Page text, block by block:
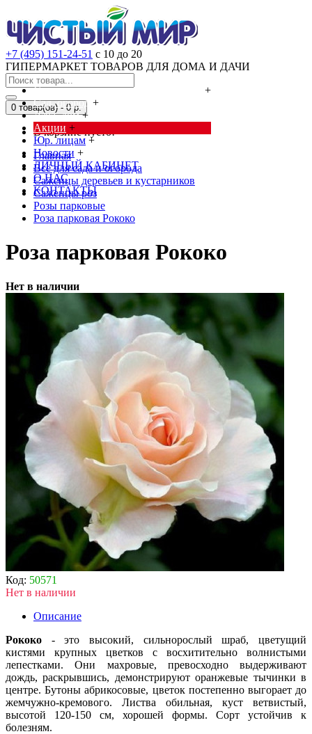
+7 (495) 151-24-51 с 10 до 20
ГИПЕРМАРКЕТ ТОВАРОВ ДЛЯ ДОМА И ДАЧИ
Cредства от насекомых и грызунов
+
Сад, огород +
Дача, дом +
Акции +
Юр. лицам +
Новости +
ЛИЧНЫЙ КАБИНЕТ
О НАС
КОНТАКТЫ
0 товар(ов) - 0 р.
В корзине пусто!
Главная
Всё для сада и огорода
Саженцы деревьев и кустарников
Саженцы роз
Розы парковые
Роза парковая Рококо
Роза парковая Рококо
Нет в наличии
Код: 50571
Нет в наличии
Описание
Рококо - это высокий, сильнорослый шраб, цветущий
кистями крупных цветков с восхитительно волнистыми
лепестками. Они махровые, превосходно выдерживают
дождь, раскрывшись, демонстрируют оранжевые тычинки в
центре. Бутоны абрикосовые, цветок постепенно выгорает до
жемчужно-кремового. Листва обильная, куст ветвистый,
высотой 120-150 см, хорошей формы. Сорт устойчив к
болезням.